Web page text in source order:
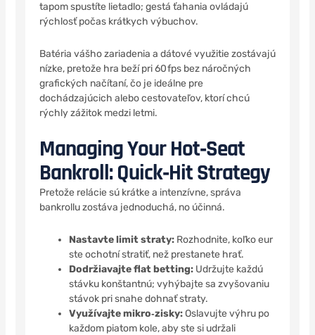
tapom spustíte lietadlo; gestá ťahania ovládajú
rýchlosť počas krátkych výbuchov.
Batéria vášho zariadenia a dátové využitie zostávajú
nízke, pretože hra beží pri 60 fps bez náročných
grafických načítaní, čo je ideálne pre
dochádzajúcich alebo cestovateľov, ktorí chcú
rýchly zážitok medzi letmi.
Managing Your Hot‑Seat
Bankroll: Quick‑Hit Strategy
Pretože relácie sú krátke a intenzívne, správa
bankrollu zostáva jednoduchá, no účinná.
Nastavte limit straty:Rozhodnite, koľko eur
ste ochotní stratiť, než prestanete hrať.
Dodržiavajte flat betting:Udržujte každú
stávku konštantnú; vyhýbajte sa zvyšovaniu
stávok pri snahe dohnať straty.
Využívajte mikro‑zisky:Oslavujte výhru po
každom piatom kole, aby ste si udržali